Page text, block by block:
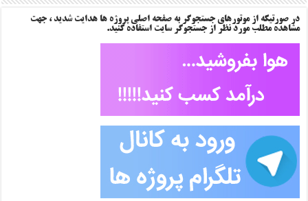
در صورتیکه از موتورهای جستجوگر به صفحه اصلی پروژه ها هدایت شدید ، جهت
مشاهده مطلب مورد نظر از جستجوگر سایت استفاده کنید.